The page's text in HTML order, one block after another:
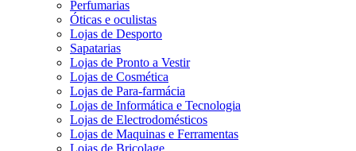
Perfumarias
Óticas e oculistas
Lojas de Desporto
Sapatarias
Lojas de Pronto a Vestir
Lojas de Cosmética
Lojas de Para-farmácia
Lojas de Informática e Tecnologia
Lojas de Electrodomésticos
Lojas de Maquinas e Ferramentas
Lojas de Bricolage